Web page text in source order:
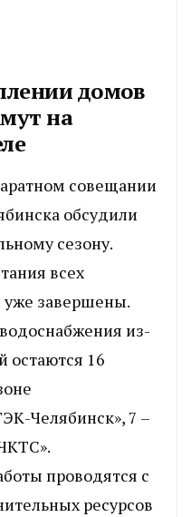
домов
на
совещании
обсудили
сезону.
всех
уже завершены.
из-
остаются 16
Челябинск», 7 –
проводятся с
ресурсов